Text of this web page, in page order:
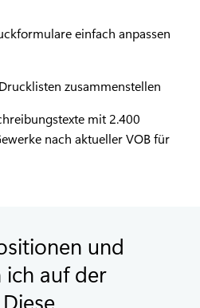
einfach anpassen
zusammenstellen
mit 2.400
nach aktueller VOB für
und
ich auf der